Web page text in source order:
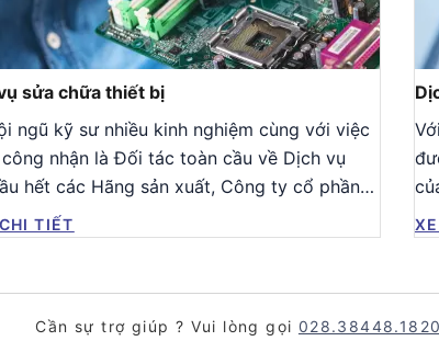
sửa chữa thiết bị
ngũ kỹ sư nhiều kinh nghiệm cùng với việc
nhận là Đối tác toàn cầu về Dịch vụ
hết các Hãng sản xuất, Công ty cổ phần
TIẾT
Cần sự trợ giúp ? Vui lòng gọi 028.38448.1820